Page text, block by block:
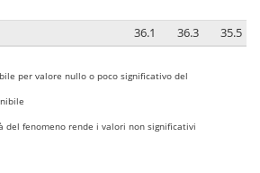
36.1 36.3 35.5
per valore nullo o poco significativo del
del fenomeno rende i valori non significativi